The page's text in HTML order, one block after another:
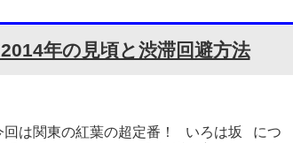
年の見頃と渋滞回避方法
回は関東の紅葉の超定番！ いろは坂 につ